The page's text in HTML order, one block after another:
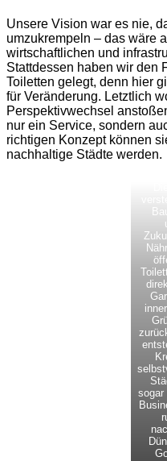
Unsere Vision war es nie,
umzukrempeln – das wäre
wirtschaftlichen und
Stattdessen haben wir den
Toiletten gelegt, denn hier
für Veränderung. Letztlich
Perspektivwechsel
nur ein Service, sondern
richtigen Konzept können
nachhaltige Städte werden.
sogar